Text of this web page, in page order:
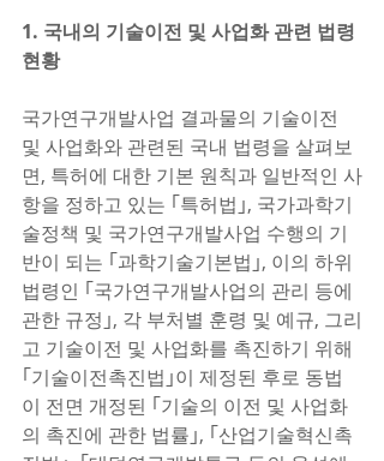
1. 국내의 기술이전 및 사업화 관련 법령
현황
국가연구개발사업 결과물의 기술이전
및 사업화와 관련된 국내 법령을 살펴보
면, 특허에 대한 기본 원칙과 일반적인 사
항을 정하고 있는 ｢특허법｣, 국가과학기
술정책 및 국가연구개발사업 수행의 기
반이 되는 ｢과학기술기본법｣, 이의 하위
법령인 ｢국가연구개발사업의 관리 등에
관한 규정｣, 각 부처별 훈령 및 예규, 그리
고 기술이전 및 사업화를 촉진하기 위해
｢기술이전촉진법｣이 제정된 후로 동법
이 전면 개정된 ｢기술의 이전 및 사업화
의 촉진에 관한 법률｣, ｢산업기술혁신촉